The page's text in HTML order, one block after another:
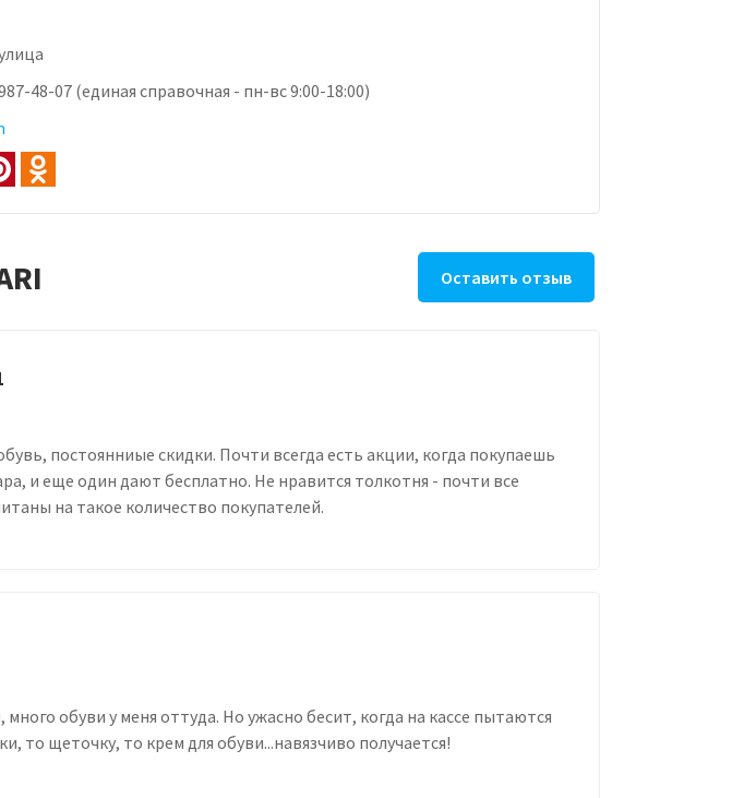
48-07 (единая справочная - пн-вс 9:00-18:00)
Оставить отзыв
постоянниые скидки. Почти всегда есть акции, когда покупаешь
и еще один дают бесплатно. Не нравится толкотня - почти все
на такое количество покупателей.
много обуви у меня оттуда. Но ужасно бесит, когда на кассе пытаются
то щеточку, то крем для обуви...навязчиво получается!